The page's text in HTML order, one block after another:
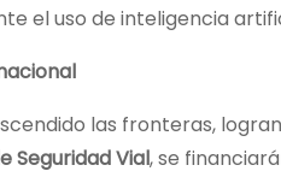
el uso de inteligencia
las fronteras,
Seguridad Vial, se